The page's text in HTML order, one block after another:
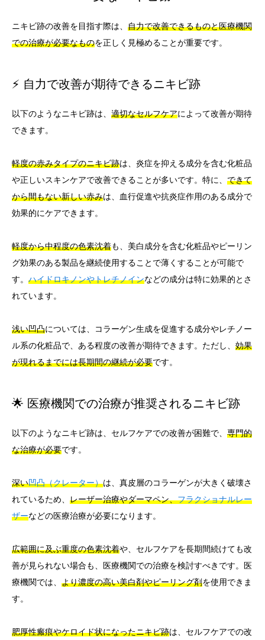
ニキビ跡の改善を目指す際は、 自力で改善できるものと医療機関
での治療が必要なものを正しく見極めることが重要です。
⚡ 自力で改善が期待できるニキビ跡
以下のようなニキビ跡は、 適切なセルフケアによって改善が期待
できます。
軽度の赤みタイプのニキビ跡は、炎症を抑える成分を含む化粧品
や正しいスキンケアで改善できることが多いです。特に、 できて
から間もない新しい赤みは、血行促進や抗炎症作用のある成分で
効果的にケアできます。
軽度から中程度の色素沈着も、美白成分を含む化粧品やピーリン
グ効果のある製品を継続使用することで薄くすることが可能で
す。 ハイドロキノンやトレチノインなどの成分は特に効果的とさ
れています。
浅い凹凸については、コラーゲン生成を促進する成分やレチノー
ル系の化粧品で、ある程度の改善が期待できます。ただし、 効果
が現れるまでには長期間の継続が必要です。
🌟 医療機関での治療が推奨されるニキビ跡
以下のようなニキビ跡は、セルフケアでの改善が困難で、 専門的
な治療が必要です。
深い凹凸（クレーター）は、真皮層のコラーゲンが大きく破壊さ
れているため、 レーザー治療やダーマペン、フラクショナルレー
ザーなどの医療治療が必要になります。
広範囲に及ぶ重度の色素沈着や、セルフケアを長期間続けても改
善が見られない場合も、医療機関での治療を検討すべきです。医
療機関では、 より濃度の高い美白剤やピーリング剤を使用できま
す。
肥厚性瘢痕やケロイド状になったニキビ跡は、セルフケアでの改